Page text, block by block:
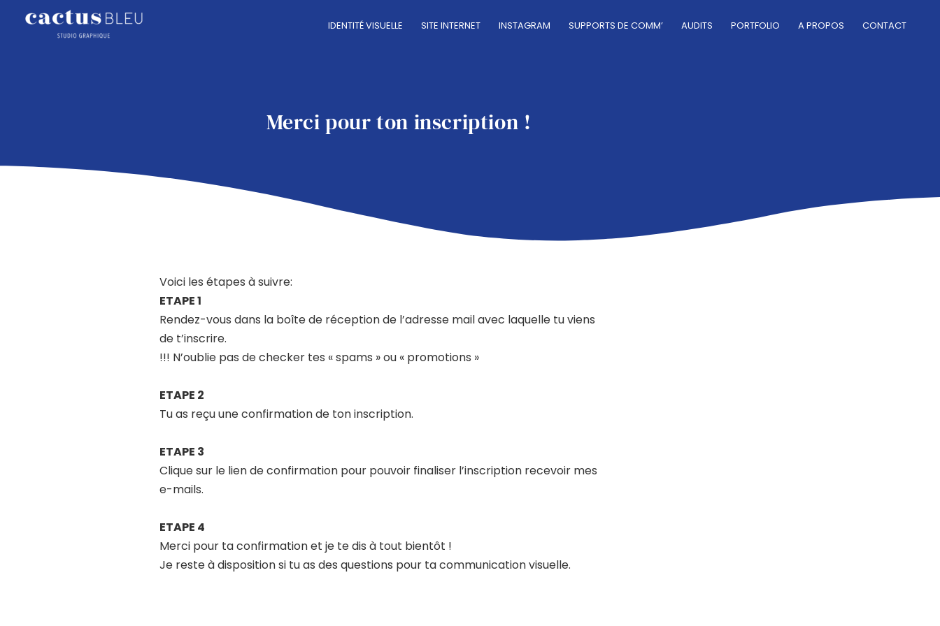
IDENTITÉ VISUELLE SITE INTERNET INSTAGRAM SUPPORTS DE COMM’ AUDITS PORTFOLIO A PROPOS CONTACT
Merci pour ton inscription !
Voici les étapes à suivre:
ETAPE 1
Rendez-vous dans la boîte de réception de l’adresse mail avec laquelle tu viens
de t’inscrire.
!!! N’oublie pas de checker tes « spams » ou « promotions »
ETAPE 2
Tu as reçu une confirmation de ton inscription.
ETAPE 3
Clique sur le lien de confirmation pour pouvoir finaliser l’inscription recevoir mes
e-mails.
ETAPE 4
Merci pour ta confirmation et je te dis à tout bientôt !
Je reste à disposition si tu as des questions pour ta communication visuelle.